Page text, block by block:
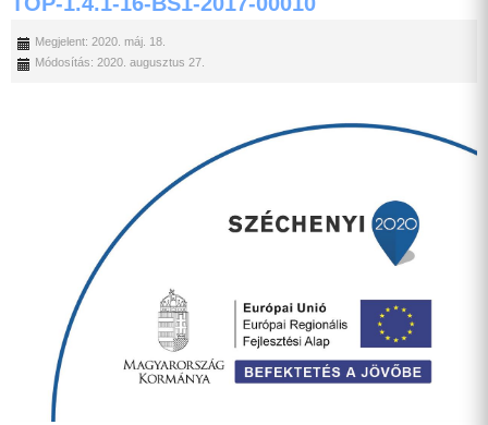
Megjelent: 2020. máj. 18.
Módosítás: 2020. augusztus 27.